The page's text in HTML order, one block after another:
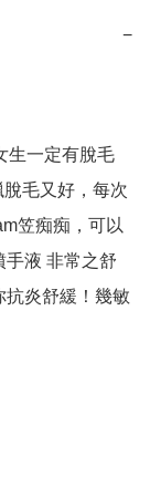
−
生一定有脫毛
毛又好，每次
笠痴痴，可以
液 非常之舒
抗炎舒緩！幾敏